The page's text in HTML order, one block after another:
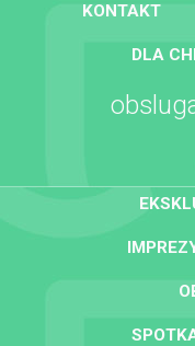
KONTAKT
DLA